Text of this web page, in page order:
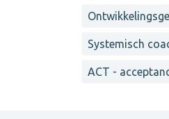
Systemisch
ACT -